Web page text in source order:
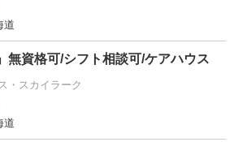
道
無資格可/シフト相談可/ケアハウス
・スカイラーク
道